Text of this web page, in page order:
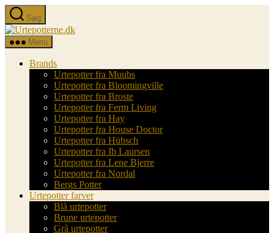
Spring
til
indholdet
Søg
Urtepotterne.dk
Menu
Brands
Urtepotter fra Muubs
Urtepotter fra Bloomingville
Urtepotter fra Broste
Urtepotter fra Ferm Living
Urtepotter fra Hay
Urtepotter fra House Doctor
Urtepotter fra Hübsch
Urtepotter fra Ib Laursen
Urtepotter fra Lene Bjerre
Urtepotter fra Nordal
Bergs Potter
Urtepotter farver
Blå urtepotter
Brune urtepotter
Grå urtepotter